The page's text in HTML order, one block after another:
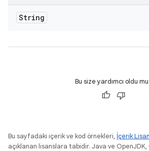
String
Bu size yardımcı oldu
Bu sayfadaki içerik ve kod örnekleri, İçerik
açıklanan lisanslara tabidir. Java ve